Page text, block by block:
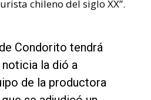
chileno del siglo XX”.
Condorito tendrá
noticia la dió a
de la productora